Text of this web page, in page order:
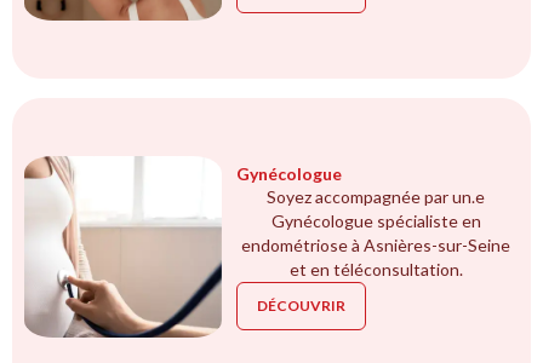
Gynécologue
Soyez accompagnée par un.e
Gynécologue spécialiste en
endométriose à Asnières-sur-Seine
et en téléconsultation.
DÉCOUVRIR